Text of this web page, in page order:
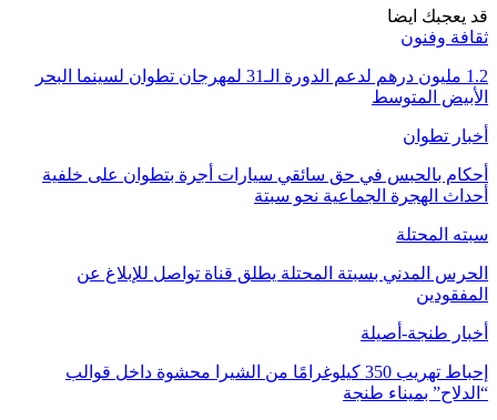
قد يعجبك ايضا
ثقافة وفنون
1.2 مليون درهم لدعم الدورة الـ31 لمهرجان تطوان لسينما البحر
الأبيض المتوسط
أخبار تطوان
أحكام بالحبس في حق سائقي سيارات أجرة بتطوان على خلفية
أحداث الهجرة الجماعية نحو سبتة
سبته المحتلة
الحرس المدني بسبتة المحتلة يطلق قناة تواصل للإبلاغ عن
المفقودين
أخبار طنجة-أصيلة
إحباط تهريب 350 كيلوغرامًا من الشيرا محشوة داخل قوالب
“الدلاح” بميناء طنجة